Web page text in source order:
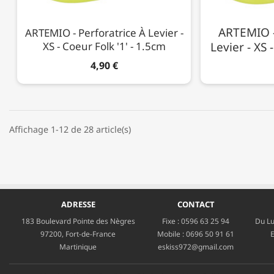
ARTEMIO - Perforatrice À Levier -
XS - Coeur Folk '1' - 1.5cm
4,90 €
Levier - XS
Affichage 1-12 de 28 article(s)
ADRESSE
183 Boulevard Pointe des Nègres
97200, Fort-de-France
Martinique
CONTACT
Fixe :0596 63 25 94
Mobile :0696 50 91 61
eskiss972@gmail.com
Du